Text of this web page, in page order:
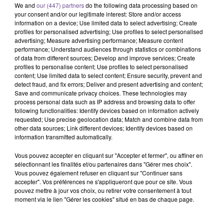
A LA UNE
6 août 2026
Creuse : Un homme reconnaît être l’auteur d’une
dizaine d’incendies
6 août 2026
Accident mortel sur l’A20 à Limoges : un nouvel
appel à témoins
4 août 2026
Haute-Vienne : une aide pour les Jeunes
We and our (447) partnersdo the following data processing based on
your consent and/or our legitimate interest: Store and/or access
information on a device; Use limited data to select advertising; Create
profiles for personalised advertising; Use profiles to select personalised
advertising; Measure advertising performance; Measure content
performance; Understand audiences through statistics or combinations
of data from different sources; Develop and improve services; Create
profiles to personalise content; Use profiles to select personalised
content; Use limited data to select content; Ensure security, prevent and
detect fraud, and fix errors; Deliver and present advertising and content;
Save and communicate privacy choices. These technologies may
process personal data such as IP address and browsing data to offer
following functionalities: Identify devices based on information actively
requested; Use precise geolocation data; Match and combine data from
other data sources; Link different devices; Identify devices based on
information transmitted automatically.
Vous pouvez accepter en cliquant sur "Accepter et fermer", ou affiner en
sélectionnant les finalités et/ou partenaires dans "Gérer mes choix".
Vous pouvez également refuser en cliquant sur "Continuer sans
accepter". Vos préférences ne s'appliqueront que pour ce site. Vous
pouvez mettre à jour vos choix, ou retirer votre consentement à tout
moment via le lien "Gérer les cookies" situé en bas de chaque page.